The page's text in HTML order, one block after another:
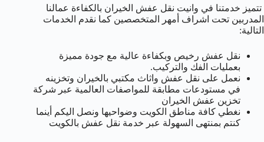
تتميز خدمتنا في وانيت نقل عفش الخيران بالكفاءة عمالنا
المدربين تحت اشراف أمهر المتخصصين كما نقدم الخدمات
التالية:
نقل عفش رخيص وبكفاءة عالية مع جودة مميزة
بعمليات الفك والتركيب.
نعمل على نقل عفش واثاث مكتبي بالخيران وتخزينه
في مستودعات مطابقة للمواصفات العالمية عبر شركة
تخزين عفش الخيران
نغطي كافة مناطق الكويت وضواحيها ونصل اليكم أينما
كنتم بمنتهى السهولة عبر خدمة نقل عفش بالكويت